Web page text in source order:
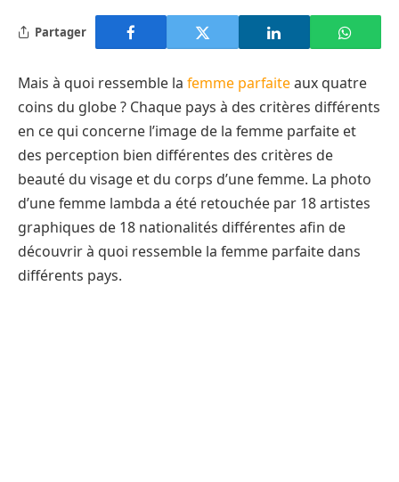
Partager
Mais à quoi ressemble la femme parfaiteaux quatre
coins du globe ? Chaque pays à des critères différents
en ce qui concerne l’image de la femme parfaite et
des perception bien différentes des critères de
beauté du visage et du corps d’une femme. La photo
d’une femme lambda a été retouchée par 18 artistes
graphiques de 18 nationalités différentes afin de
découvrir à quoi ressemble la femme parfaite dans
différents pays.